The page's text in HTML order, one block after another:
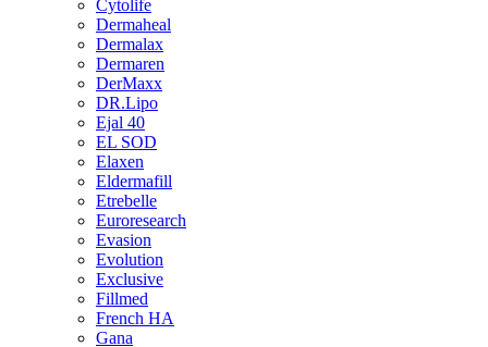
Cytolife
Dermaheal
Dermalax
Dermaren
DerMaxx
DR.Lipo
Ejal 40
EL SOD
Elaxen
Eldermafill
Etrebelle
Euroresearch
Evasion
Evolution
Exclusive
Fillmed
French HA
Gana